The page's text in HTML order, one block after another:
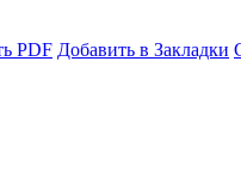
PDF Добавить в Закладки